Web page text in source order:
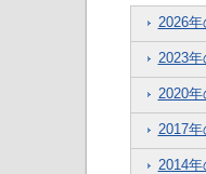
2026
2023
2020
2017
2014